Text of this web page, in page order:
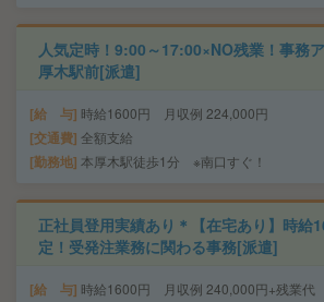
人気定時！9:00～17:00×NO残業！事務
厚木駅前[派遣]
給 与 時給1600円 月収例 224,000円
交通費 全額支給
勤務地 本厚木駅徒歩1分 ※南口すぐ！
正社員登用実績あり＊【在宅あり】時給
定！受発注業務に関わる事務[派遣]
給 与 時給1600円 月収例 240,000円+残業代